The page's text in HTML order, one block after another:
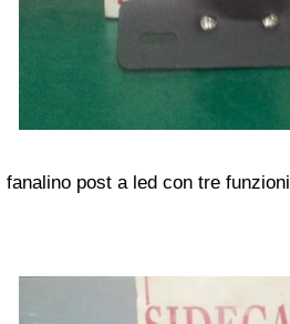
fanalino post a led con tre funzioni